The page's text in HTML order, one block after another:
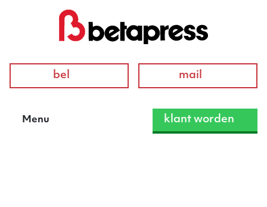
bel mail
Menu klant worden